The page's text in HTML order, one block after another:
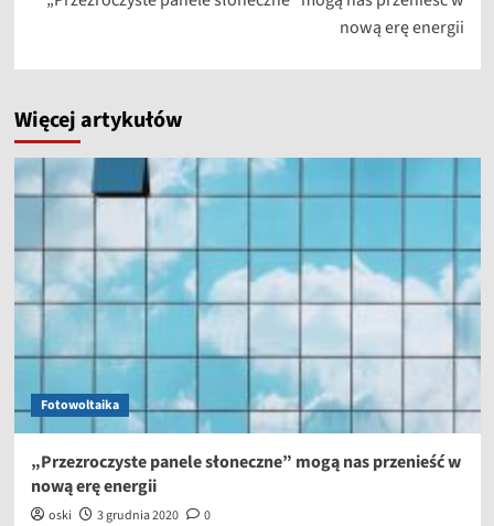
nową erę energii
Więcej artykułów
Fotowoltaika
„Przezroczyste panele słoneczne” mogą nas przenieść w
nową erę energii
oski 3 grudnia 2020 0